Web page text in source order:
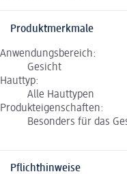
Produktmerkmale
Anwendungsbereich:
Gesicht
Hauttyp:
Alle Hauttypen
Produkteigenschaften:
Besonders für das
Pflichthinweise